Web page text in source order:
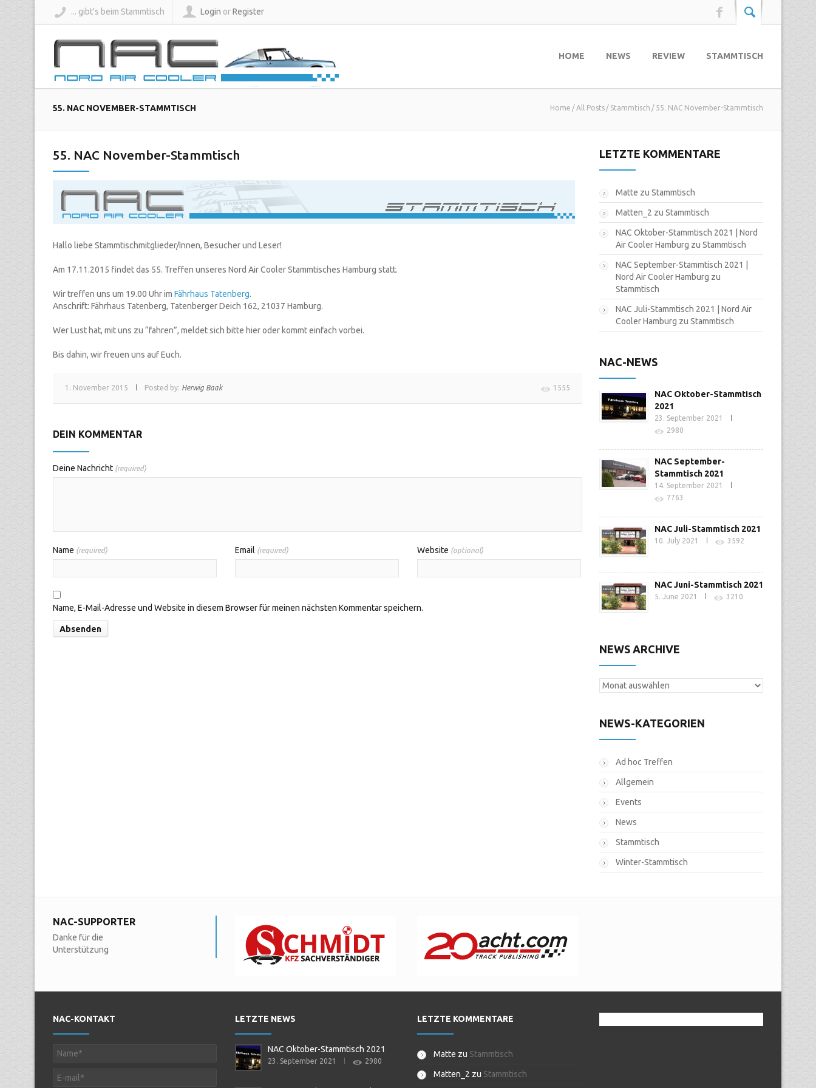
... gibt's beim Stammtisch Login orRegister
HOME NEWS REVIEW STAMMTISCH
55. NAC NOVEMBER-STAMMTISCH Home All Posts Stammtisch 55. NAC November-Stammtisch
55. NAC November-Stammtisch
Hallo liebe Stammtischmitglieder/Innen, Besucher und Leser!
Am 17.11.2015 findet das 55. Treffen unseres Nord Air Cooler Stammtisches Hamburg statt.
Wir treffen uns um 19.00 Uhr im Fährhaus Tatenberg.
Anschrift: Fährhaus Tatenberg, Tatenberger Deich 162, 21037 Hamburg.
Wer Lust hat, mit uns zu “fahren”, meldet sich bitte hier oder kommt einfach vorbei.
Bis dahin, wir freuen uns auf Euch.
1555
1. November 2015 Posted by: Herwig Baak
DEIN KOMMENTAR
Deine Nachricht (required)
Name (required) Email (required) Website (optional)
Name, E-Mail-Adresse und Website in diesem Browser für meinen nächsten Kommentar speichern.
LETZTE KOMMENTARE
Matte zu Stammtisch
Matten_2 zu Stammtisch
NAC Oktober-Stammtisch 2021 | Nord
Air Cooler Hamburg zu Stammtisch
NAC September-Stammtisch 2021 |
Nord Air Cooler Hamburg zu
Stammtisch
NAC Juli-Stammtisch 2021 | Nord Air
Cooler Hamburg zu Stammtisch
NAC-NEWS
NAC Oktober-Stammtisch
2021
23. September 2021
2980
NAC September-
Stammtisch 2021
14. September 2021
7763
NAC Juli-Stammtisch 2021
10. July 2021 3592
NAC Juni-Stammtisch 2021
5. June 2021 3210
NEWS ARCHIVE
News
Archive
NEWS-KATEGORIEN
Ad hoc Treffen
Allgemein
Events
News
Stammtisch
Winter-Stammtisch
NAC-SUPPORTER
Danke für die
Unterstützung
NAC-KONTAKT LETZTE NEWS
NAC Oktober-Stammtisch 2021
23. September 2021 2980
LETZTE KOMMENTARE
Matte zu Stammtisch
Matten_2 zu Stammtisch